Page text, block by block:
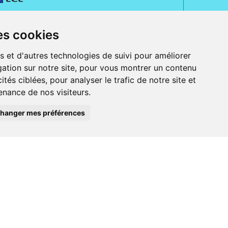
cookies
et d'autres technologies de suivi pour améliorer
sur notre site, pour vous montrer un contenu
ciblées, pour analyser le trafic de notre site et
de nos visiteurs.
mes préférences
Jeanne d' Harcourt, 80300 Albert.
ordonnance.
et iPod touch), ou sur Google Play (pour Androïd 5.0 ou version
Bancontact, PayPal.